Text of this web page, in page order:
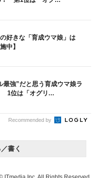
の好きな「育成ウマ娘」は
中】
最強”だと思う育成ウマ娘ラ
1位は「オグリ...
Recommended by
書く